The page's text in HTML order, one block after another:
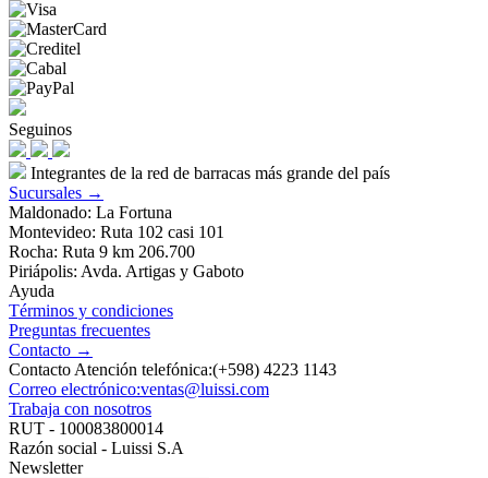
Seguinos
Integrantes de la red de barracas más grande del país
Sucursales →
Maldonado: La Fortuna
Montevideo: Ruta 102 casi 101
Rocha: Ruta 9 km 206.700
Piriápolis: Avda. Artigas y Gaboto
Ayuda
Términos y condiciones
Preguntas frecuentes
Contacto →
Contacto Atención telefónica:(+598) 4223 1143
Correo electrónico:ventas@luissi.com
Trabaja con nosotros
RUT - 100083800014
Razón social - Luissi S.A
Newsletter